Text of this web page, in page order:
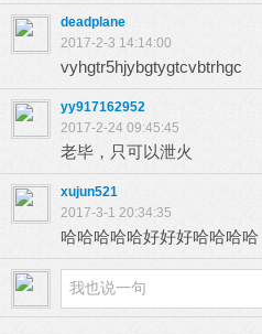
deadplane
2017-2-3 14:14:00
vyhgtr5hjybgtygtcvbtrhgc
yy917162952
2017-2-24 09:45:45
老毕，只可以泄火
xujun521
2017-3-1 20:34:35
哈哈哈哈哈好好好哈哈哈哈